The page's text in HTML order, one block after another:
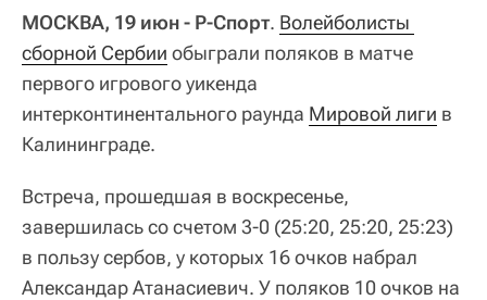
МОСКВА, 19 июн - Р-Спорт. Волейболисты
сборной Сербии обыграли поляков в матче
первого игрового уикенда
интерконтинентального раунда Мировой лиги в
Калининграде.
Встреча, прошедшая в воскресенье,
завершилась со счетом 3-0 (25:20, 25:20, 25:23)
в пользу сербов, у которых 16 очков набрал
Александар Атанасиевич. У поляков 10 очков на